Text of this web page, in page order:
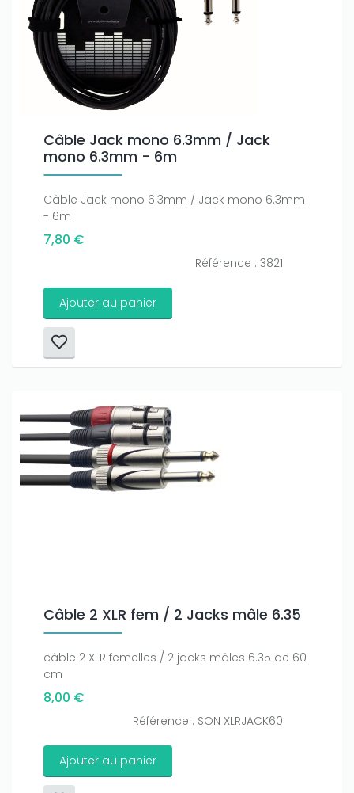
Câble Jack mono 6.3mm / Jack
mono 6.3mm - 6m
Câble Jack mono 6.3mm / Jack mono 6.3mm
- 6m
7,80 €
Référence : 3821
Ajouter au panier
Câble 2 XLR fem / 2 Jacks mâle 6.35
câble 2 XLR femelles / 2 jacks mâles 6.35 de 60
cm
8,00 €
Référence : SON XLRJACK60
Ajouter au panier